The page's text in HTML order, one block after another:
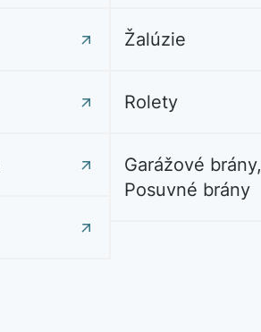
Žalúzie
Rolety
Garážové brány,
Posuvné brány